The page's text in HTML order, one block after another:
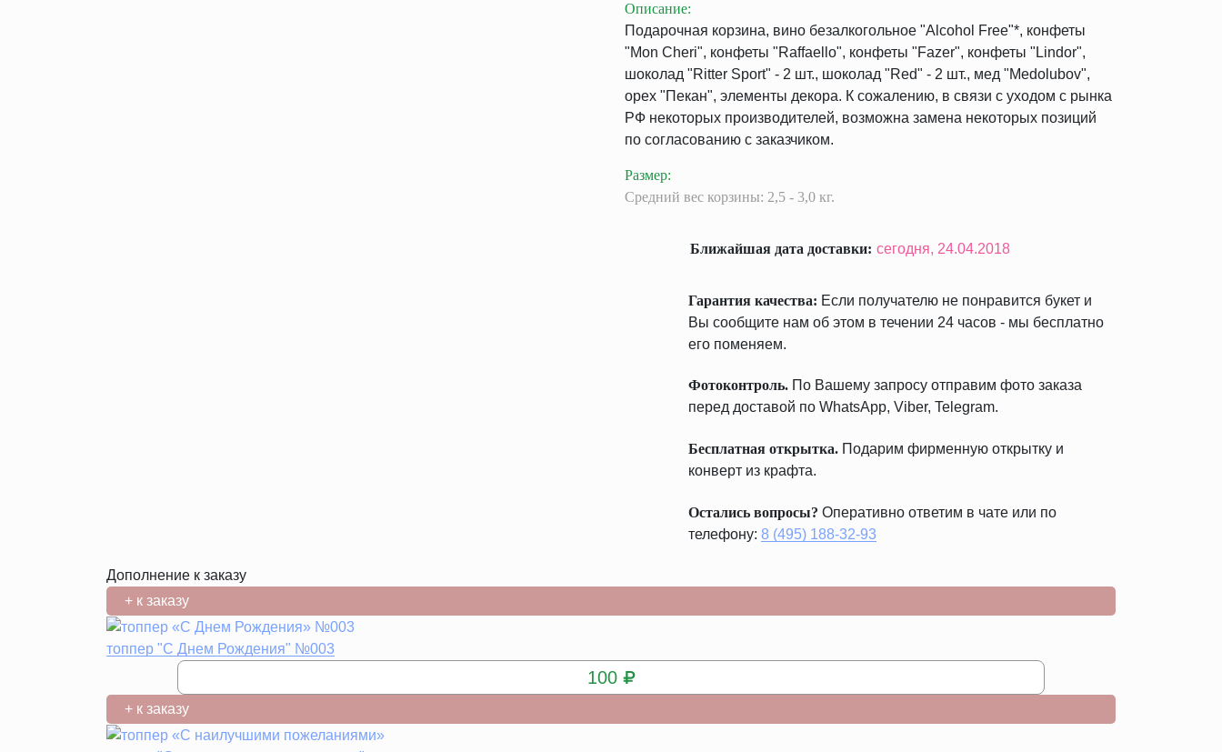
Описание:
Подарочная корзина, вино безалкогольное "Alcohol Free"*, конфеты
"Mon Cheri", конфеты "Raffaello", конфеты "Fazer", конфеты "Lindor",
шоколад "Ritter Sport" - 2 шт., шоколад "Red" - 2 шт., мед "Medolubov",
орех "Пекан", элементы декора. К сожалению, в связи с уходом с рынка
РФ некоторых производителей, возможна замена некоторых позиций
по согласованию с заказчиком.
Размер:
Средний вес корзины: 2,5 - 3,0 кг.
Ближайшая дата доставки: сегодня, 24.04.2018
Гарантия качества: Если получателю не понравится букет и
Вы сообщите нам об этом в течении 24 часов - мы бесплатно
его поменяем.
Фотоконтроль. По Вашему запросу отправим фото заказа
перед доставой по WhatsApp, Viber, Telegram.
Бесплатная открытка. Подарим фирменную открытку и
конверт из крафта.
Остались вопросы? Оперативно ответим в чате или по
телефону: 8 (495) 188-32-93
Дополнение к заказу
+ к заказу
топпер "С Днем Рождения" №003
100
+ к заказу